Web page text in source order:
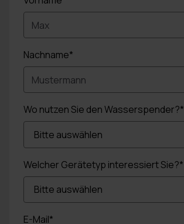
Nachname*
Wo nutzen Sie den Wasserspender?*
Welcher Gerätetyp interessiert Sie?*
E-Mail*